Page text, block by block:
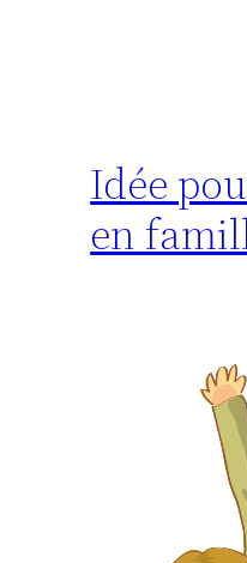
Idée
en